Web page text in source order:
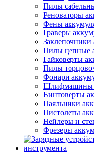
Пилы
Реноваторы
Фены
Граверы
Заклепочники
Пилы цепные
Гайковерты
Пилы
Фонари
Шлифмашины
Винтоверты
Паяльники
Пистолеты
Нейлеры и
Фрезеры